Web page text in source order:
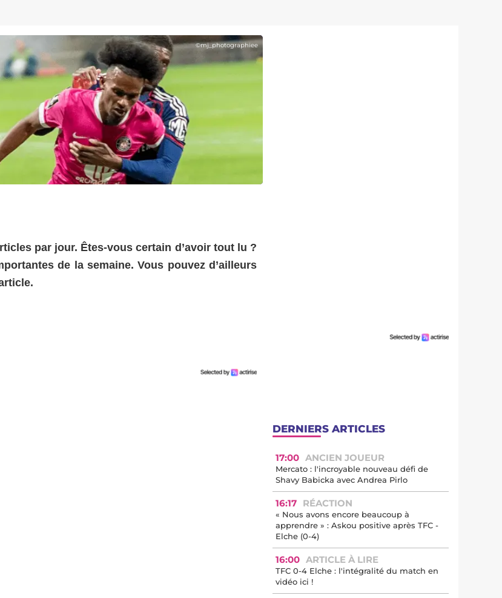
©mj_photographiee
par jour. Êtes-vous certain d’avoir tout lu ?
de la semaine. Vous pouvez d’ailleurs
DERNIERS ARTICLES
17:00 ANCIEN JOUEUR
Mercato : l'incroyable nouveau défi de
Shavy Babicka avec Andrea Pirlo
16:17 RÉACTION
« Nous avons encore beaucoup à
apprendre » : Askou positive après TFC -
Elche (0-4)
16:00 ARTICLE À LIRE
TFC 0-4 Elche : l'intégralité du match en
vidéo ici !